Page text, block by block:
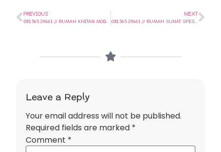
PREVIOUS NEXT
081.565.29661 // RUMAH SUNAT SPESIALIS SUNAT KLAMP TERMURAH DI KOTA SEMARANG // SUNAT SEHARI SAJA..
Leave a Reply
Your email address will not be published.
Required fields are marked *
Comment *